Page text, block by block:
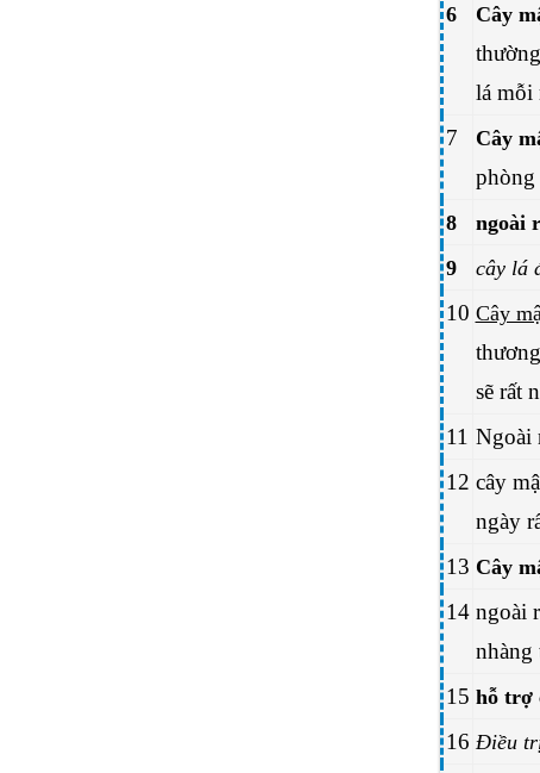
6 Cây
lá mỗi
7
Cây
phòng
8
ngoài
9
cây lá
10 Cây
sẽ rất
11 Ngoài
12 cây
ngày
13 Cây
14 ngoài
nhàng
15 hỗ trợ
16 Điều